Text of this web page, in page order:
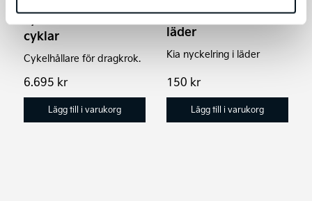
cykelhållare för 2
cyklar
Cykelhållare för dragkrok.
6.695 kr
Lägg till i varukorg
Kia nyckelring i
läder
Kia nyckelring i läder
150 kr
Lägg till i varukorg